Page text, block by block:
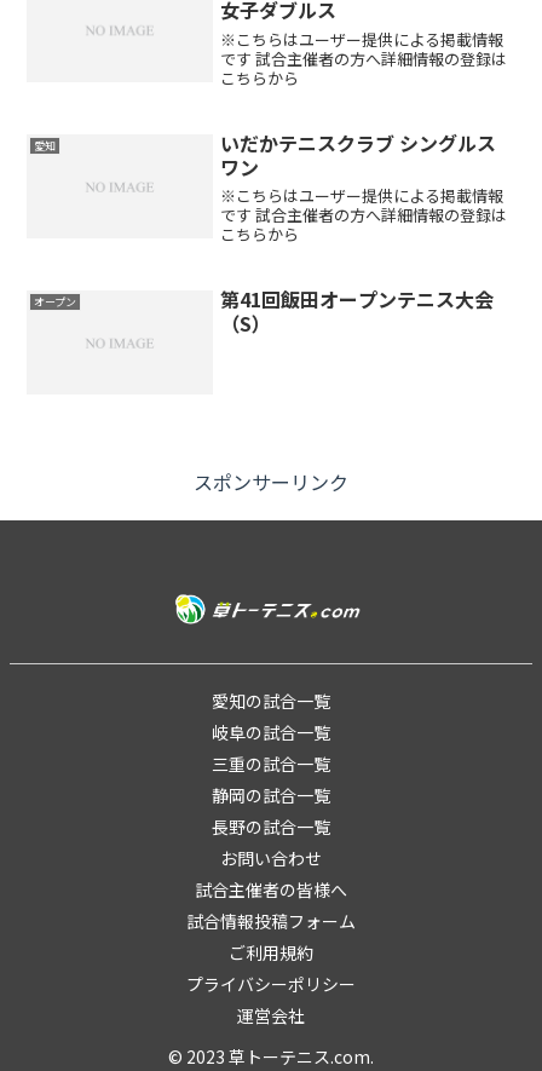
女子ダブルス
※こちらはユーザー提供による掲載情報
です 試合主催者の方へ詳細情報の登録は
こちらから
愛知
いだかテニスクラブ シングルス
ワン
※こちらはユーザー提供による掲載情報
です 試合主催者の方へ詳細情報の登録は
こちらから
オープン
第41回飯田オープンテニス大会
（S）
スポンサーリンク
愛知の試合一覧
岐阜の試合一覧
三重の試合一覧
静岡の試合一覧
長野の試合一覧
お問い合わせ
試合主催者の皆様へ
試合情報投稿フォーム
ご利用規約
プライバシーポリシー
運営会社
© 2023 草トーテニス.com.